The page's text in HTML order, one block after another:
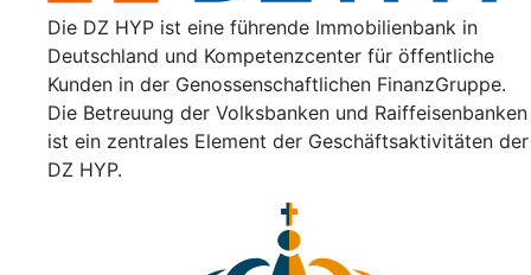
Die DZ HYP ist eine führende Immobilienbank in
Deutschland und Kompetenzcenter für öffentliche
Kunden in der Genossenschaftlichen FinanzGruppe.
Die Betreuung der Volksbanken und Raiffeisenbanken
ist ein zentrales Element der Geschäftsaktivitäten der
DZ HYP.